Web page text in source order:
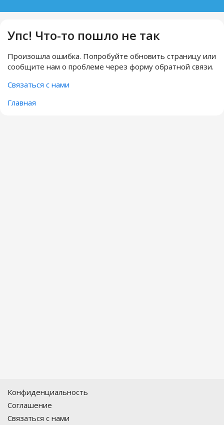
Упс! Что-то пошло не так
Произошла ошибка. Попробуйте обновить страницу или
сообщите нам о проблеме через форму обратной связи.
Связаться с нами
Главная
Конфиденциальность
Соглашение
Связаться с нами